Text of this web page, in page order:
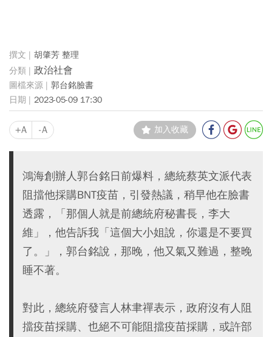
胡肇芳 整理
政治社會
郭台銘臉書
2023-05-09 17:30
+A -A 加入收藏
鴻海創辦人郭台銘日前爆料，總統蔡英文派代表
阻擋他採購BNT疫苗，引發熱議，稍早他在臉書
透露，「那個人就是前總統府秘書長，李大
維」，他告訴我「這個大小姐說，你還是不要買
了。」，郭台銘說，那晚，他又氣又難過，整晚
睡不著。
對此，總統府發言人林聿禪表示，政府沒有人阻
擋疫苗採購、也絕不可能阻擋疫苗採購，或許部